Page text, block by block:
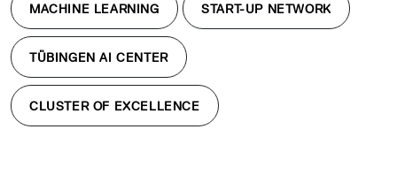
MACHINE LEARNING START-UP NETWORK
TÜBINGEN AI CENTER
CLUSTER OF EXCELLENCE